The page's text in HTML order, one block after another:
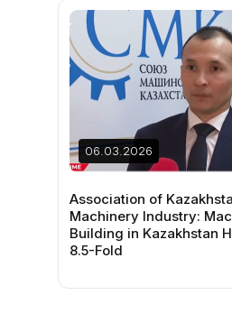
06.03.2026
Association of
Machinery Industry:
Building in Kazakhstan
8.5-Fold